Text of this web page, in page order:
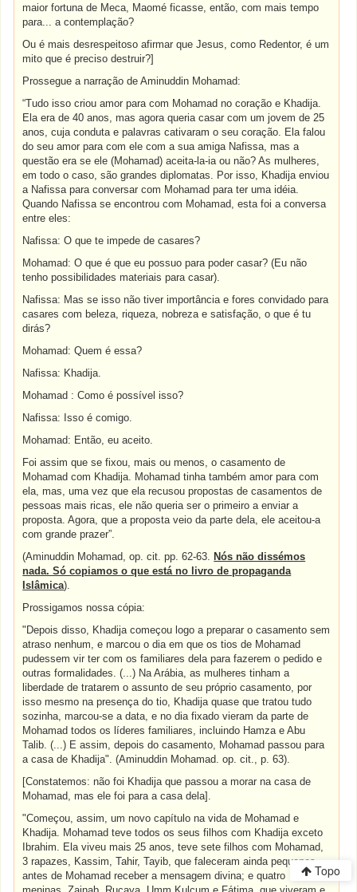
maior fortuna de Meca, Maomé ficasse, então, com mais tempo
para... a contemplação?
Ou é mais desrespeitoso afirmar que Jesus, como Redentor, é um
mito que é preciso destruir?]
Prossegue a narração de Aminuddin Mohamad:
“Tudo isso criou amor para com Mohamad no coração e Khadija.
Ela era de 40 anos, mas agora queria casar com um jovem de 25
anos, cuja conduta e palavras cativaram o seu coração. Ela falou
do seu amor para com ele com a sua amiga Nafissa, mas a
questão era se ele (Mohamad) aceita-la-ia ou não? As mulheres,
em todo o caso, são grandes diplomatas. Por isso, Khadija enviou
a Nafissa para conversar com Mohamad para ter uma idéia.
Quando Nafissa se encontrou com Mohamad, esta foi a conversa
entre eles:
Nafissa: O que te impede de casares?
Mohamad: O que é que eu possuo para poder casar? (Eu não
tenho possibilidades materiais para casar).
Nafissa: Mas se isso não tiver importância e fores convidado para
casares com beleza, riqueza, nobreza e satisfação, o que é tu
dirás?
Mohamad: Quem é essa?
Nafissa: Khadija.
Mohamad : Como é possível isso?
Nafissa: Isso é comigo.
Mohamad: Então, eu aceito.
Foi assim que se fixou, mais ou menos, o casamento de
Mohamad com Khadija. Mohamad tinha também amor para com
ela, mas, uma vez que ela recusou propostas de casamentos de
pessoas mais ricas, ele não queria ser o primeiro a enviar a
proposta. Agora, que a proposta veio da parte dela, ele aceitou-a
com grande prazer”.
(Aminuddin Mohamad, op. cit. pp. 62-63. Nós não dissémos
nada. Só copiamos o que está no livro de propaganda
Islâmica).
Prossigamos nossa cópia:
"Depois disso, Khadija começou logo a preparar o casamento sem
atraso nenhum, e marcou o dia em que os tios de Mohamad
pudessem vir ter com os familiares dela para fazerem o pedido e
outras formalidades. (...) Na Arábia, as mulheres tinham a
liberdade de tratarem o assunto de seu próprio casamento, por
isso mesmo na presença do tio, Khadija quase que tratou tudo
sozinha, marcou-se a data, e no dia fixado vieram da parte de
Mohamad todos os líderes familiares, incluindo Hamza e Abu
Talib. (...) E assim, depois do casamento, Mohamad passou para
a casa de Khadija". (Aminuddin Mohamad. op. cit., p. 63).
[Constatemos: não foi Khadija que passou a morar na casa de
Mohamad, mas ele foi para a casa dela].
"Começou, assim, um novo capítulo na vida de Mohamad e
Khadija. Mohamad teve todos os seus filhos com Khadija exceto
Ibrahim. Ela viveu mais 25 anos, teve sete filhos com Mohamad,
3 rapazes, Kassim, Tahir, Tayib, que faleceram ainda pequenos,
antes de Mohamad receber a mensagem divina; e quatro
Topo